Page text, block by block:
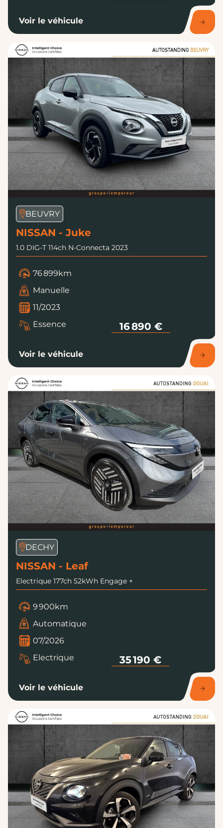
Voir le véhicule
BEUVRY
NISSAN - Juke
1.0 DIG-T 114ch N-Connecta 2023
76 899km
Manuelle
11/2023
Essence
16 890 €
Voir le véhicule
DECHY
NISSAN - Leaf
Electrique 177ch 52kWh Engage +
9 900km
Automatique
07/2026
Electrique
35 190 €
Voir le véhicule